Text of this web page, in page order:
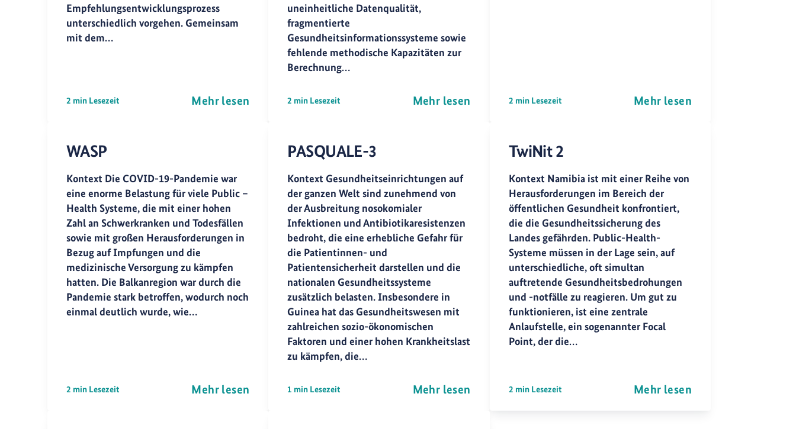
Empfehlungsentwicklungsprozess
unterschiedlich vorgehen. Gemeinsam
mit dem…
2 min Lesezeit Mehr lesen
uneinheitliche Datenqualität,
fragmentierte
Gesundheitsinformationssysteme sowie
fehlende methodische Kapazitäten zur
Berechnung…
2 min Lesezeit Mehr lesen 2 min Lesezeit Mehr lesen
WASP
Kontext Die COVID-19-Pandemie war
eine enorme Belastung für viele Public –
Health Systeme, die mit einer hohen
Zahl an Schwerkranken und Todesfällen
sowie mit großen Herausforderungen in
Bezug auf Impfungen und die
medizinische Versorgung zu kämpfen
hatten. Die Balkanregion war durch die
Pandemie stark betroffen, wodurch noch
einmal deutlich wurde, wie…
2 min Lesezeit Mehr lesen
PASQUALE-3
Kontext Gesundheitseinrichtungen auf
der ganzen Welt sind zunehmend von
der Ausbreitung nosokomialer
Infektionen und Antibiotikaresistenzen
bedroht, die eine erhebliche Gefahr für
die Patientinnen- und
Patientensicherheit darstellen und die
nationalen Gesundheitssysteme
zusätzlich belasten. Insbesondere in
Guinea hat das Gesundheitswesen mit
zahlreichen sozio-ökonomischen
Faktoren und einer hohen Krankheitslast
zu kämpfen, die…
1 min Lesezeit Mehr lesen
TwiNit 2
Kontext Namibia ist mit einer Reihe von
Herausforderungen im Bereich der
öffentlichen Gesundheit konfrontiert,
die die Gesundheitssicherung des
Landes gefährden. Public-Health-
Systeme müssen in der Lage sein, auf
unterschiedliche, oft simultan
auftretende Gesundheitsbedrohungen
und -notfälle zu reagieren. Um gut zu
funktionieren, ist eine zentrale
Anlaufstelle, ein sogenannter Focal
Point, der die…
2 min Lesezeit Mehr lesen